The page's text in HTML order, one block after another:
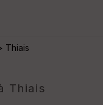
Thiais
Thiais